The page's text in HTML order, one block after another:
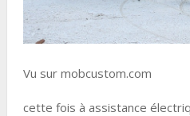
Vu sur mobcustom.com
cette fois à assistance